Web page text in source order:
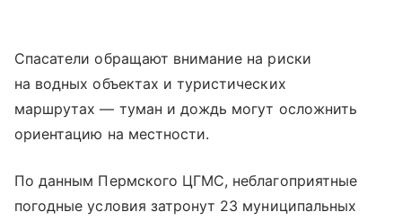
Спасатели обращают внимание на риски
на водных объектах и туристических
маршрутах — туман и дождь могут осложнить
ориентацию на местности.
По данным Пермского ЦГМС, неблагоприятные
погодные условия затронут 23 муниципальных